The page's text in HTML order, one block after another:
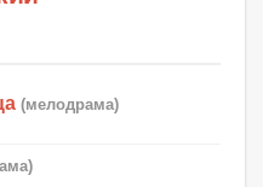
(мелодрама)